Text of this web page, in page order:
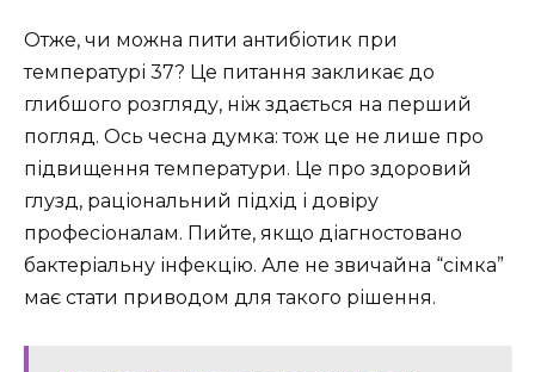
Отже, чи можна пити антибіотик при
температурі 37? Це питання закликає до
глибшого розгляду, ніж здається на перший
погляд. Ось чесна думка: тож це не лише про
підвищення температури. Це про здоровий
глузд, раціональний підхід і довіру
професіоналам. Пийте, якщо діагностовано
бактеріальну інфекцію. Але не звичайна “сімка”
має стати приводом для такого рішення.